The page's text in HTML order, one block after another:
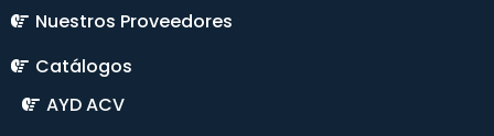
Nuestros Proveedores
Catálogos
AYD ACV